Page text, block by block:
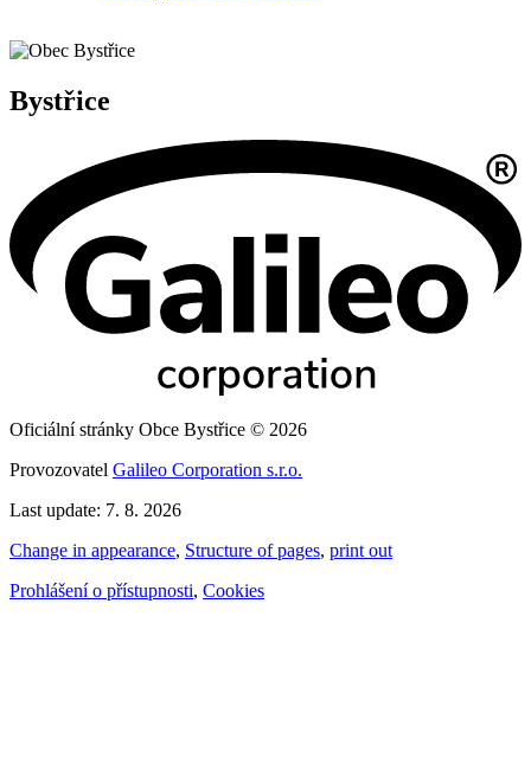
Bystřice
Oficiální stránky Obce Bystřice © 2026
Provozovatel Galileo Corporation s.r.o.
Last update: 7. 8. 2026
Change in appearance, Structure of pages, print out
Prohlášení o přístupnosti, Cookies